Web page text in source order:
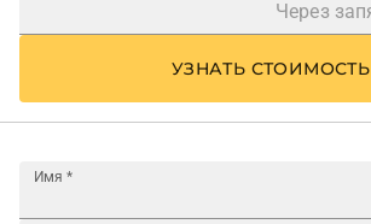
УЗНАТЬ СТОИМОСТЬ
Имя *